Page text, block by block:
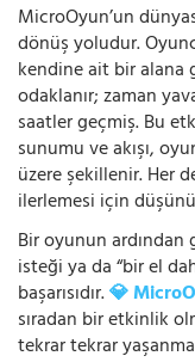
MicroOyun’un
dönüş yoludur.
kendine ait bir alana
odaklanır; zaman
saatler geçmiş. Bu
sunumu ve akışı,
üzere şekillenir. Her
ilerlemesi için
Bir oyunun
isteği ya da “bir el
başarısıdır.💎
sıradan bir etkinlik
tekrar tekrar